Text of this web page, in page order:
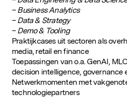
–Business Analytics
–Data & Strategy
–Demo & Tooling
Praktijkcases uit sectoren als
media, retail en finance
Toepassingen van o.a. GenAI,
decision intelligence, governance
Netwerkmomenten met
technologiepartners